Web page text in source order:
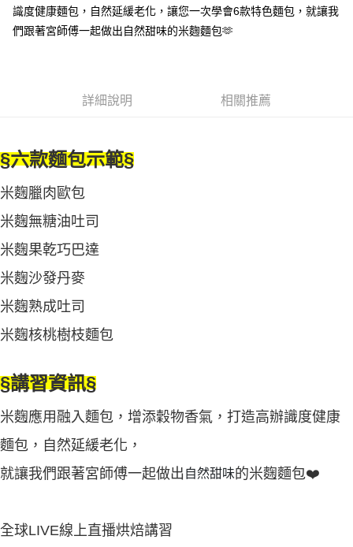
運送方式
識度健康麵包，自然延緩老化，讓您一次學會6款特色麵包，就讓我
們跟著宮師傅一起做出自然甜味的米麴麵包🫶
詳細說明 相關推薦
§六款麵包示範§
米麴臘肉歐包
米麴無糖油吐司
米麴果乾巧巴達
米麴沙發丹麥
米麴熟成吐司
米麴核桃樹枝麵包
§講習資訊§
米麴應用融入麵包，增添穀物香氣，打造高辦識度健康
麵包，自然延緩老化，
就讓我們跟著宮師傅一起做出 自然甜味的米麴麵包❤️
全球LIVE線上直播烘焙講習